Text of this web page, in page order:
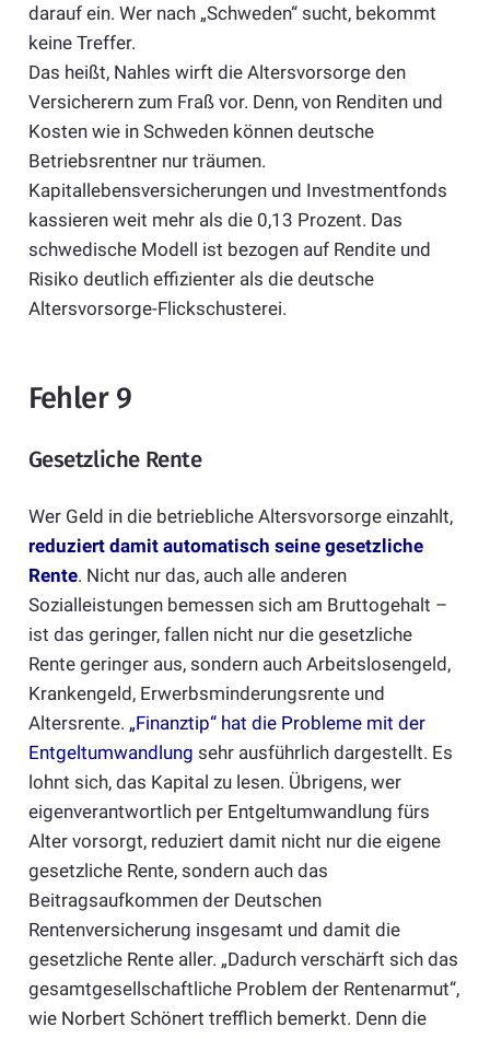
darauf ein. Wer nach „Schweden“ sucht, bekommt
keine Treffer.
Das heißt, Nahles wirft die Altersvorsorge den
Versicherern zum Fraß vor. Denn, von Renditen und
Kosten wie in Schweden können deutsche
Betriebsrentner nur träumen.
Kapitallebensversicherungen und Investmentfonds
kassieren weit mehr als die 0,13 Prozent. Das
schwedische Modell ist bezogen auf Rendite und
Risiko deutlich effizienter als die deutsche
Altersvorsorge-Flickschusterei.
Fehler 9
Gesetzliche Rente
Wer Geld in die betriebliche Altersvorsorge einzahlt,
reduziert damit automatisch seine gesetzliche
Rente. Nicht nur das, auch alle anderen
Sozialleistungen bemessen sich am Bruttogehalt –
ist das geringer, fallen nicht nur die gesetzliche
Rente geringer aus, sondern auch Arbeitslosengeld,
Krankengeld, Erwerbsminderungsrente und
Altersrente. „Finanztip“ hat die Probleme mit der
Entgeltumwandlung sehr ausführlich dargestellt. Es
lohnt sich, das Kapital zu lesen. Übrigens, wer
eigenverantwortlich per Entgeltumwandlung fürs
Alter vorsorgt, reduziert damit nicht nur die eigene
gesetzliche Rente, sondern auch das
Beitragsaufkommen der Deutschen
Rentenversicherung insgesamt und damit die
gesetzliche Rente aller. „Dadurch verschärft sich das
gesamtgesellschaftliche Problem der Rentenarmut“,
wie Norbert Schönert trefflich bemerkt. Denn die